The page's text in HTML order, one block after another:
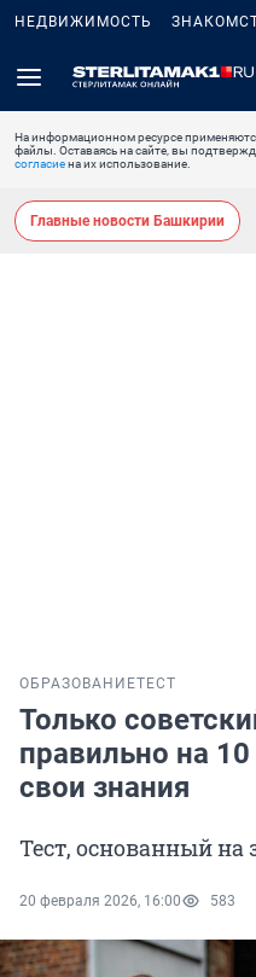
НЕДВИЖИМОСТЬ
На информационном ресурсе
файлы. Оставаясь на сайте, вы
согласиена их использование.
Главные новости Башкирии
ОБРАЗОВАНИЕТЕСТ
Только
правильно на
свои знания
Тест, основанный на
20 февраля 2026, 16:00 583